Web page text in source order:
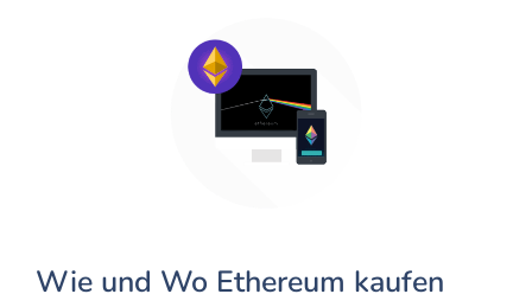
Wie und Wo Ethereum kaufen